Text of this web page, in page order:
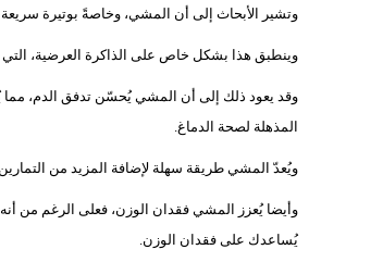
وتشير الأبحاث إلى أن المشي، وخاصةً بوتيرة
وينطبق هذا بشكل خاص على الذاكرة العرضية، التي
وقد يعود ذلك إلى أن المشي يُحسّن تدفق الدم، مما
المذهلة لصحة الدماغ.
ويُعدّ المشي طريقة سهلة لإضافة المزيد من
وأيضا يُعزز المشي فقدان الوزن، فعلى الرغم من
يُساعدك على فقدان الوزن.